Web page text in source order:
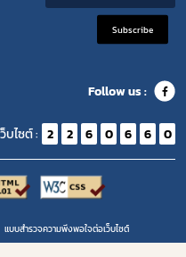
Subscribe
Follow us :
บไซต์ : 2 2 6 0 6 6 0
แบบสำรวจความพีงพอใจต่อเว็บไซต์